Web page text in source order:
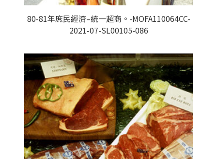
80-81年庶民經濟–統一超商。-MOFA110064CC-
2021-07-SL00105-086